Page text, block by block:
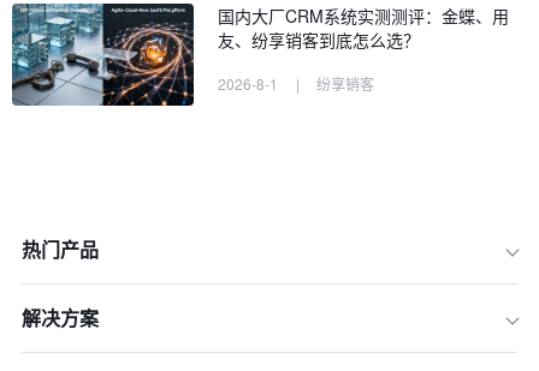
国内大厂CRM系统实测测评：金蝶、用
友、纷享销客到底怎么选？
2026-8-1 | 纷享销客
热门产品
解决方案